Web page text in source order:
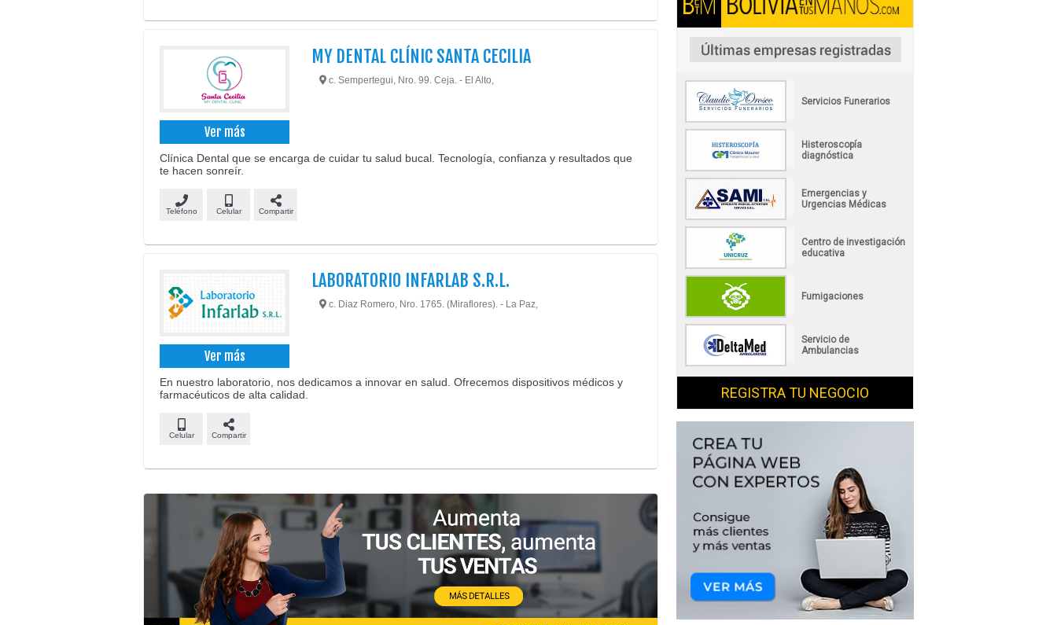
Ver más
MY DENTAL CLÍNIC SANTA CECILIA
c. Sempertegui, Nro. 99. Ceja. - El Alto,
Clínica Dental que se encarga de cuidar tu salud bucal. Tecnología, confianza y resultados que
te hacen sonreír.
Teléfono Celular Compartir
Ver más
LABORATORIO INFARLAB S.R.L.
c. Diaz Romero, Nro. 1765. (Miraflores). - La Paz,
En nuestro laboratorio, nos dedicamos a innovar en salud. Ofrecemos dispositivos médicos y
farmacéuticos de alta calidad.
Celular Compartir
Servicios Funerarios
Histeroscopía
diagnóstica
Emergencias y
Urgencias Médicas
Centro de investigación
educativa
Fumigaciones
Servicio de
Ambulancias
REGISTRA TU NEGOCIO